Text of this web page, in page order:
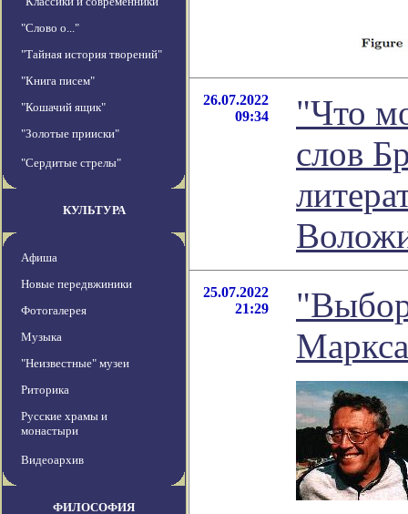
"Слово о..."
"Тайная история творений"
"Книга писем"
"Кошачий ящик"
"Золотые прииски"
"Сердитые стрелы"
КУЛЬТУРА
Афиша
Новые передвжиники
Фотогалерея
Музыка
"Неизвестные" музеи
Риторика
Русские храмы и
монастыри
Видеоархив
ФИЛОСОФИЯ
26.07.2022
09:34
"Что
слов
25.07.2022
21:29